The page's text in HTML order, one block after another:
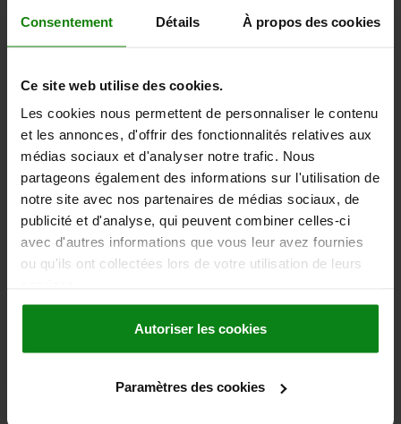
Consentement Détails À propos des cookies
Ce site web utilise des cookies.
Les cookies nous permettent de personnaliser le contenu
et les annonces, d'offrir des fonctionnalités relatives aux
médias sociaux et d'analyser notre trafic. Nous
partageons également des informations sur l'utilisation de
notre site avec nos partenaires de médias sociaux, de
publicité et d'analyse, qui peuvent combiner celles-ci
avec d'autres informations que vous leur avez fournies
ou qu'ils ont collectées lors de votre utilisation de leurs
Autoriser les cookies
Paramètres des cookies
SURFACE DES COMPOSANTS=NATUREL
D2=33 L1=28 L3=25 COURSE S=15
SW1=22
hors TVA
hors frais d’envoi
DÉTAILS
03089 A
SANS ENCOCHE D'ARRÊT SANS, ACIER INOX. 1.4034